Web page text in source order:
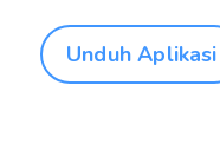
Unduh Aplikasi